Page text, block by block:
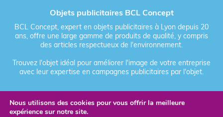
Objets publicitaires BCL Concept
BCL Concept, expert en objets publicitaires à Lyon depuis 20
ans, offre une large gamme de produits de qualité, y compris
des articles respectueux de l'environnement.
Trouvez l'objet idéal pour améliorer l'image de votre entreprise
avec leur expertise en campagnes publicitaires par l'objet.
Fièrement forgé par Les Vikings
Nous utilisons des cookies pour vous offrir la meilleure
expérience sur notre site.